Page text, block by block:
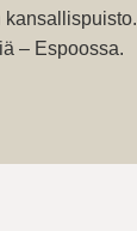
– Espoossa.